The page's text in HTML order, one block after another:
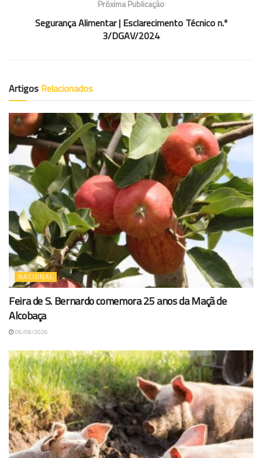
Próxima Publicação
Segurança Alimentar | Esclarecimento Técnico n.º
3/DGAV/2024
Artigos Relacionados
NACIONAL
Feira de S. Bernardo comemora 25 anos da Maçã de
Alcobaça
06/08/2026